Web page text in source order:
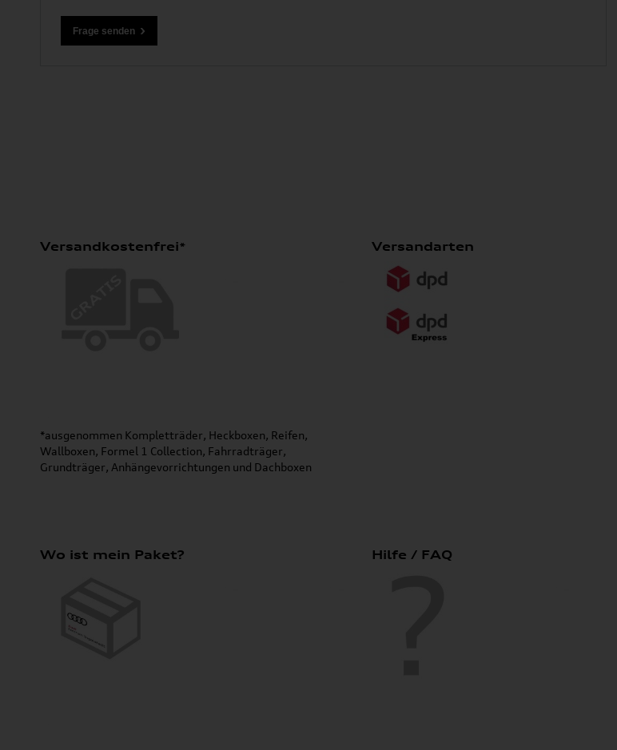
Versandkostenfrei*
*ausgenommen Kompletträder, Heckboxen, Reifen,
Wallboxen, Formel 1 Collection, Fahrradträger,
Grundträger, Anhängevorrichtungen und Dachboxen
Versandarten
Wo ist mein Paket? Hilfe / FAQ